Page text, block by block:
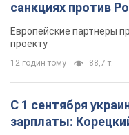
«Нам они тоже
просьбу
для Patriot
ограничены
7 годин тому 2,4 т.